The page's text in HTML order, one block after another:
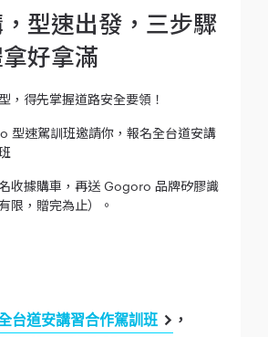
型速出發，三步驟
好拿滿
，得先掌握道路安全要領！
型速駕訓班邀請你，報名全台道安講
收據購車，再送 Gogoro 品牌矽膠識
限，贈完為止）。
台道安講習合作駕訓班
，